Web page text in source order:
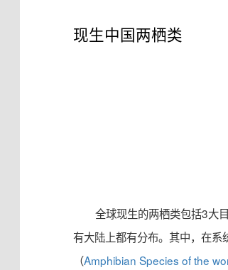
现生中国两栖类
全球现生的两栖类包括3大
有大陆上都有分布。其中，在
（Amphibian Species of the